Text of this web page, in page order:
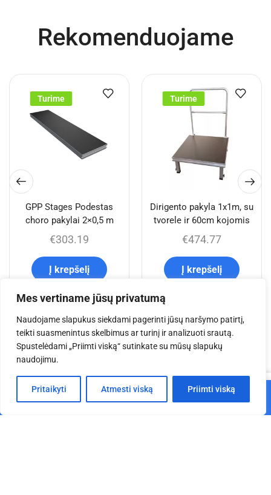
Mes vertiname jūsų privatumą
Naudojame slapukus siekdami pagerinti jūsų naršymo patirtį,
teikti suasmenintus skelbimus ar turinį ir analizuoti srautą.
Spustelėdami „Priimti viską“ sutinkate su mūsų slapukų
naudojimu.
Pritaikyti Atmesti viską Priimti viską
Rekomenduojame
Turime
GPP Stages Podestas
choro pakylai 2×0,5 m
€303.19
Į krepšelį
Turime
Dirigento pakyla 1x1m, su
tvorele ir 60cm kojomis
€474.77
Į krepšelį
Jums taip pat gali
patikti
Į krepšelį
Pagrindinis Parduotuvė Krepšelis Paskyra